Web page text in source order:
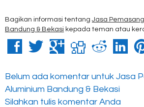
Bagikan informasi tentang Jasa
Bandung & Bekasi kepada teman atau
Belum ada komentar untuk Jasa
Aluminium Bandung & Bekasi
Silahkan tulis komentar Anda